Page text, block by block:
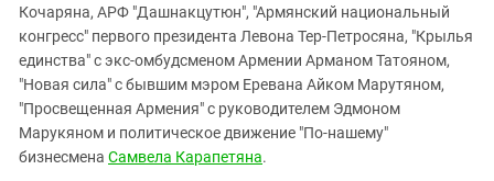
Кочаряна, АРФ "Дашнакцутюн", "Армянский национальный
конгресс" первого президента Левона Тер-Петросяна, "Крылья
единства" с экс-омбудсменом Армении Арманом Татояном,
"Новая сила" с бывшим мэром Еревана Айком Марутяном,
"Просвещенная Армения" с руководителем Эдмоном
Марукяном и политическое движение "По-нашему"
бизнесмена Самвела Карапетяна.